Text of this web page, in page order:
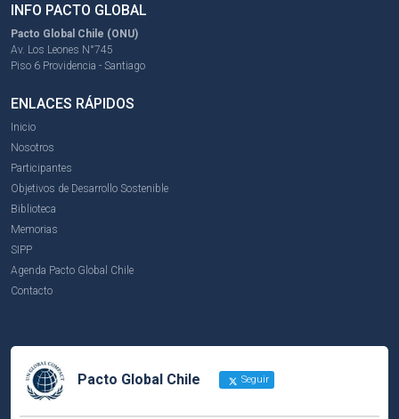
INFO PACTO GLOBAL
Pacto Global Chile (ONU)
Av. Los Leones N°745
Piso 6 Providencia - Santiago
ENLACES RÁPIDOS
Inicio
Nosotros
Participantes
Objetivos de Desarrollo Sostenible
Biblioteca
Memorias
SIPP
Agenda Pacto Global Chile
Contacto
Pacto Global Chile Seguir